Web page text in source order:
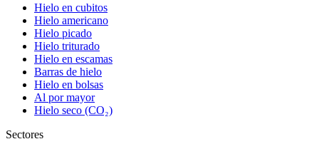
Hielo en cubitos
Hielo americano
Hielo picado
Hielo triturado
Hielo en escamas
Barras de hielo
Hielo en bolsas
Al por mayor
Hielo seco (CO₂)
Sectores